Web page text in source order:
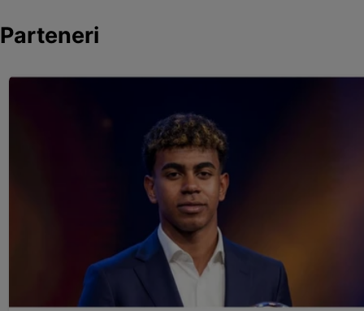
Parteneri